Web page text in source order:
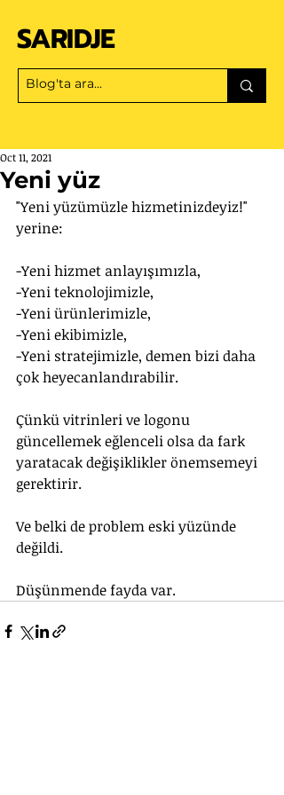
SARIDJE
Yeni yüz
Oct 11, 2021
"Yeni yüzümüzle hizmetinizdeyiz!"
yerine:
-Yeni hizmet anlayışımızla,
-Yeni teknolojimizle,
-Yeni ürünlerimizle,
-Yeni ekibimizle,
-Yeni stratejimizle, demen bizi daha
çok heyecanlandırabilir.
Çünkü vitrinleri ve logonu
güncellemek eğlenceli olsa da fark
yaratacak değişiklikler önemsemeyi
gerektirir.
Ve belki de problem eski yüzünde
değildi.
Düşünmende fayda var.